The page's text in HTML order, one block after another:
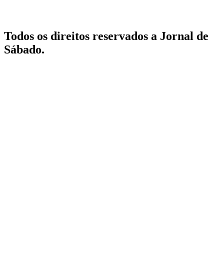
Todos os direitos reservados a Jornal de
Sábado.